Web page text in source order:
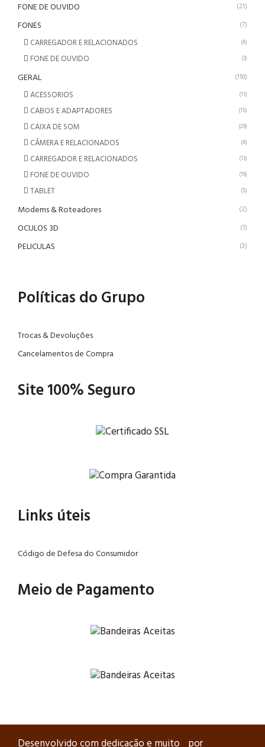
FONE DE OUVIDO (21)
FONES (7)
CARREGADOR E RELACIONADOS (4)
FONE DE OUVIDO (3)
GERAL (110)
ACESSORIOS (11)
CABOS E ADAPTADORES (15)
CAIXA DE SOM (29)
CÂMERA E RELACIONADOS (4)
CARREGADOR E RELACIONADOS (13)
FONE DE OUVIDO (19)
TABLET (5)
Modems & Roteadores (2)
OCULOS 3D (1)
PELICULAS (3)
Políticas do Grupo
Trocas & Devoluções
Cancelamentos de Compra
Site 100% Seguro
Links úteis
Código de Defesa do Consumidor
Meio de Pagamento